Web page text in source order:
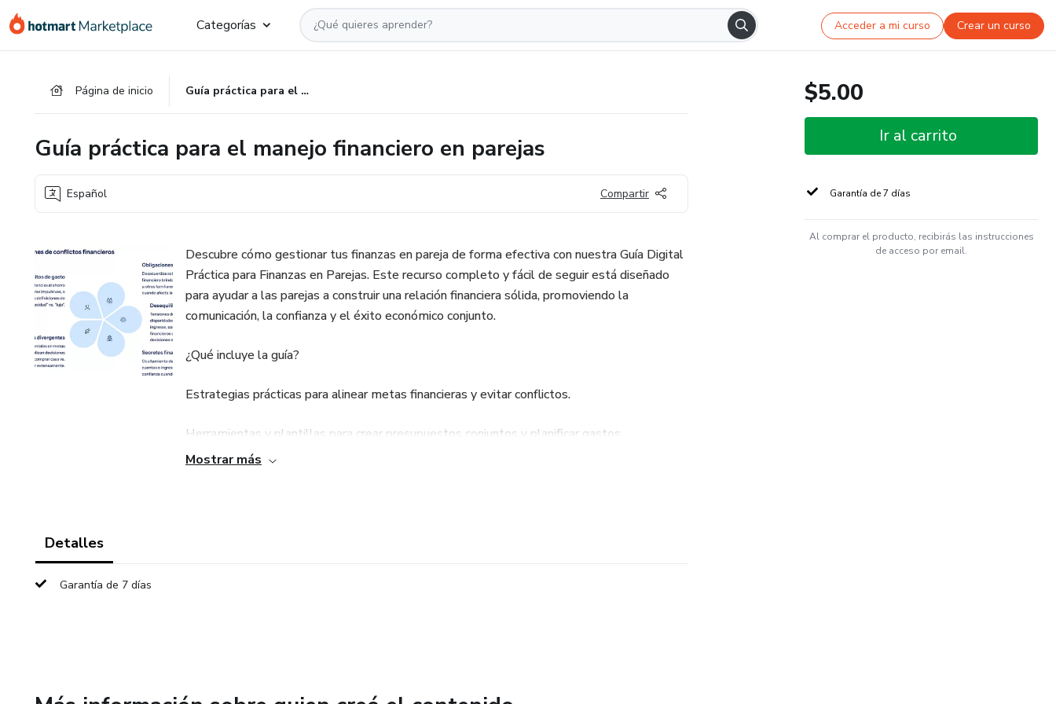
Categorías Acceder a mi curso Crear un curso
Página de inicio Guía práctica para el manejo financiero en parejas
Guía práctica para el manejo financiero en parejas
Español Compartir
Descubre cómo gestionar tus finanzas en pareja de forma efectiva con nuestra Guía Digital
Práctica para Finanzas en Parejas. Este recurso completo y fácil de seguir está diseñado
para ayudar a las parejas a construir una relación financiera sólida, promoviendo la
comunicación, la confianza y el éxito económico conjunto.
¿Qué incluye la guía?
Estrategias prácticas para alinear metas financieras y evitar conflictos.
Herramientas y plantillas para crear presupuestos conjuntos y planificar gastos.
Mostrar más
Detalles
Garantía de 7 días
$5.00
Ir al carrito
Garantía de 7 días
Al comprar el producto, recibirás las instrucciones
de acceso por email.